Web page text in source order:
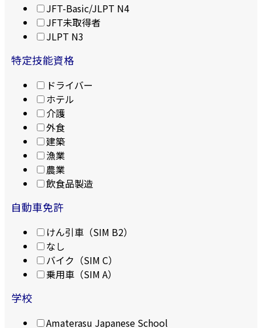
JFT-Basic/JLPT N4
JFT未取得者
JLPT N3
特定技能資格
ドライバー
ホテル
介護
外食
建築
漁業
農業
飲食品製造
自動車免許
けん引車（SIM B2）
なし
バイク（SIM C）
乗用車（SIM A）
学校
Amaterasu Japanese School